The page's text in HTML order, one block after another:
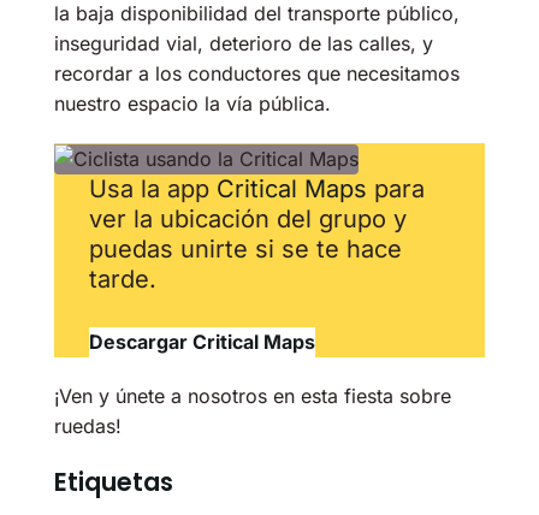
la baja disponibilidad del transporte público,
inseguridad vial, deterioro de las calles, y
recordar a los conductores que necesitamos
nuestro espacio la vía pública.
Usa la app Critical Maps para
ver la ubicación del grupo y
puedas unirte si se te hace
tarde.
Descargar Critical Maps
¡Ven y únete a nosotros en esta fiesta sobre
ruedas!
Etiquetas